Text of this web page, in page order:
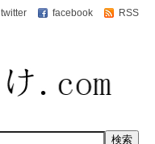
twitter facebook RSS